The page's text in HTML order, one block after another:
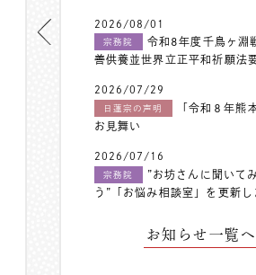
2026/08/01
宗務院
令和8年度千鳥ヶ淵
善供養並世界立正平和祈願法
2026/07/29
日蓮宗の声明
「令和８年熊
お見舞い
2026/07/16
宗務院
”お坊さんに聞いて
う”「お悩み相談室」を更新し
お知らせ一覧へ